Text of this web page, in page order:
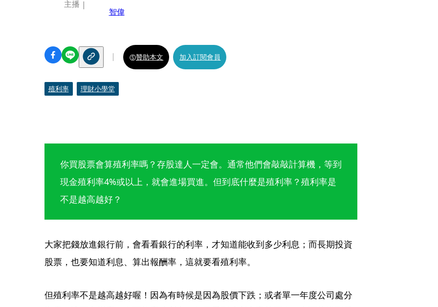
主播
智偉
贊助本文 加入訂閱會員
殖利率 理財小學堂
你買股票會算殖利率嗎？存股達人一定會。通常他們會敲敲計算機，等到
現金殖利率4%或以上，就會進場買進。但到底什麼是殖利率？殖利率是
不是越高越好？
大家把錢放進銀行前，會看看銀行的利率，才知道能收到多少利息；而長期投資
股票，也要知道利息、算出報酬率，這就要看殖利率。
但殖利率不是越高越好喔！因為有時候是因為股價下跌；或者單一年度公司處分